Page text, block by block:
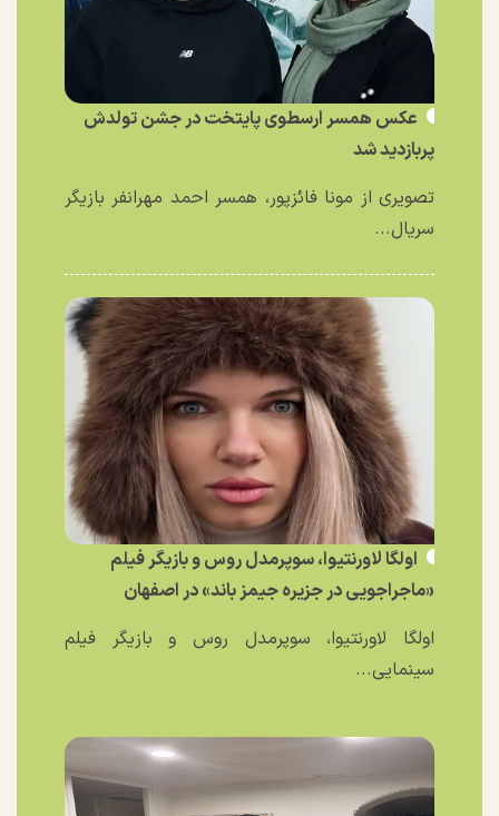
عکس همسر ارسطوی پایتخت در جشن تولدش
پربازدید شد
تصویری از مونا فائزپور، همسر احمد مهرانفر بازیگر
سریال...
اولگا لاورنتیوا، سوپرمدل روس و بازیگر فیلم
«ماجراجویی در جزیره جیمز باند» در اصفهان
اولگا لاورنتیوا، سوپرمدل روس و بازیگر فیلم
سینمایی...